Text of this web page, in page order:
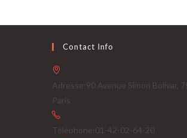
Contact Info
Adresse:90 Avenue Simon Bolivar,
Paris
Téléphone:01-42-02-64-20